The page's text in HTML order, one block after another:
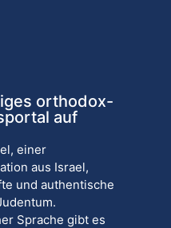
orthodox-
auf
einer
aus Israel,
und authentische
Sprache gibt es